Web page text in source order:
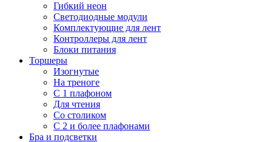
Гибкий неон
Светодиодные модули
Комплектующие для лент
Контроллеры для лент
Блоки питания
Торшеры
Изогнутые
На треноге
С 1 плафоном
Для чтения
Со столиком
С 2 и более плафонами
Бра и подсветки